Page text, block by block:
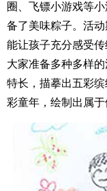
圈、飞镖小游戏等
备了美味粽子。活
能让孩子充分感受
大家准备多种多样
特长，描摹出五彩
彩童年，绘制出属于